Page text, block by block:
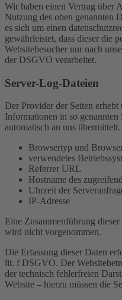
Wir haben einen Vertrag über
Nutzung des oben genannten
es sich um einen
gewährleistet, dass dieser die
Websitebesucher nur nach
der DSGVO verarbeitet.
Server-Log-Dateien
Der Provider der Seiten erhebt
Informationen in so
automatisch an uns
Browsertyp und
verwendetes
Referrer URL
Hostname des
Uhrzeit der
IP-Adresse
Eine Zusammenführung
wird nicht vorgenommen.
Die Erfassung dieser Daten
lit. f DSGVO. Der
der technisch fehlerfreien
Website – hierzu müssen die